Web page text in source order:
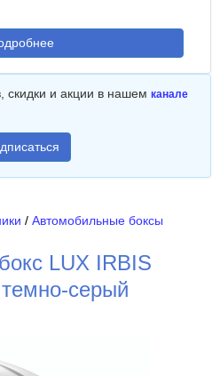
скидки и акции в нашем канале
/ Автомобильные боксы
LUX IRBIS
серый